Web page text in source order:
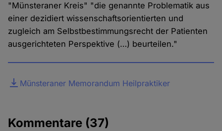
"Münsteraner Kreis" "die genannte Problematik aus
einer dezidiert wissenschaftsorientierten und
zugleich am Selbstbestimmungsrecht der Patienten
ausgerichteten Perspektive (…) beurteilen."
DateiMünsteraner Memorandum Heilpraktiker
Kommentare (37)